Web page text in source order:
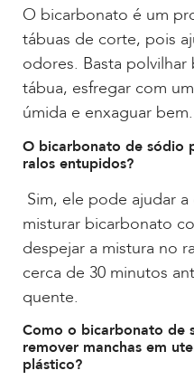
O bicarbonato é um
tábuas de corte, pois
odores. Basta
tábua, esfregar com
úmida e enxaguar bem.
O bicarbonato de sódio
ralos entupidos?
Sim, ele pode ajudar
misturar bicarbonato
despejar a mistura no
cerca de 30 minutos
quente.
Como o bicarbonato de
remover manchas em
plástico?